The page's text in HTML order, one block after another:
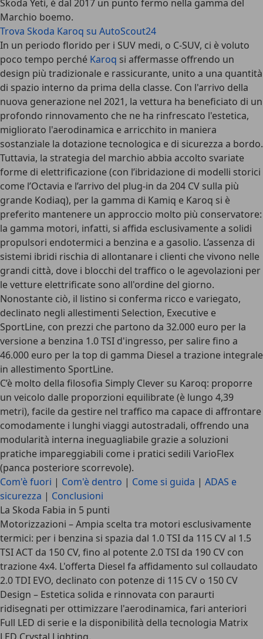
Skoda Yeti, è dal 2017 un punto fermo nella gamma del
Marchio boemo.
Trova Skoda Karoq su AutoScout24
In un periodo florido per i SUV medi, o C-SUV, ci è voluto
poco tempo perché Karoq si affermasse offrendo un
design più tradizionale e rassicurante, unito a una quantità
di spazio interno da prima della classe. Con l'arrivo della
nuova generazione nel 2021, la vettura ha beneficiato di un
profondo rinnovamento che ne ha rinfrescato l'estetica,
migliorato l'aerodinamica e arricchito in maniera
sostanziale la dotazione tecnologica e di sicurezza a bordo.
Tuttavia, la strategia del marchio abbia accolto svariate
forme di elettrificazione (con l’ibridazione di modelli storici
come l’Octavia e l’arrivo del plug-in da 204 CV sulla più
grande Kodiaq), per la gamma di Kamiq e Karoq si è
preferito mantenere un approccio molto più conservatore:
la gamma motori, infatti, si affida esclusivamente a solidi
propulsori endotermici a benzina e a gasolio. L’assenza di
sistemi ibridi rischia di allontanare i clienti che vivono nelle
grandi città, dove i blocchi del traffico o le agevolazioni per
le vetture elettrificate sono all'ordine del giorno.
Nonostante ciò, il listino si conferma ricco e variegato,
declinato negli allestimenti Selection, Executive e
SportLine, con prezzi che partono da 32.000 euro per la
versione a benzina 1.0 TSI d'ingresso, per salire fino a
46.000 euro per la top di gamma Diesel a trazione integrale
in allestimento SportLine.
C’è molto della filosofia Simply Clever su Karoq: proporre
un veicolo dalle proporzioni equilibrate (è lungo 4,39
metri), facile da gestire nel traffico ma capace di affrontare
comodamente i lunghi viaggi autostradali, offrendo una
modularità interna ineguagliabile grazie a soluzioni
pratiche impareggiabili come i pratici sedili VarioFlex
(panca posteriore scorrevole).
Com'è fuori | Com'è dentro | Come si guida | ADAS e
sicurezza | Conclusioni
La Skoda Fabia in 5 punti
Motorizzazioni – Ampia scelta tra motori esclusivamente
termici: per i benzina si spazia dal 1.0 TSI da 115 CV al 1.5
TSI ACT da 150 CV, fino al potente 2.0 TSI da 190 CV con
trazione 4x4. L'offerta Diesel fa affidamento sul collaudato
2.0 TDI EVO, declinato con potenze di 115 CV o 150 CV
Design – Estetica solida e rinnovata con paraurti
ridisegnati per ottimizzare l'aerodinamica, fari anteriori
Full LED di serie e la disponibilità della tecnologia Matrix